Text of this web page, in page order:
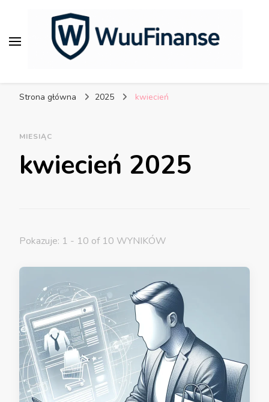
porady dla bezpiecznych
Strona główna 2025 kwiecień
MIESIĄC
kwiecień 2025
Pokazuje: 1 - 10 of 10 WYNIKÓW